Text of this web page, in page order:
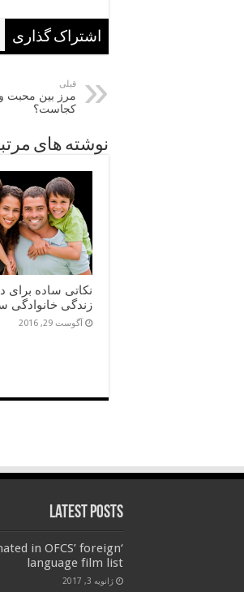
اشتراک گذاری
قبلی
مرز بین محبت
کجاست؟
نوشته های
نکاتی ساده برای
زندگی خانوادگی
آگوست 29, 2016
Latest Posts
in OFCS’ foreign
language film list
ژانویه 3, 2017